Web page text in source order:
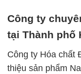
Công ty
tại Thành phố
Công ty Hóa chất
thiệu sản phẩm